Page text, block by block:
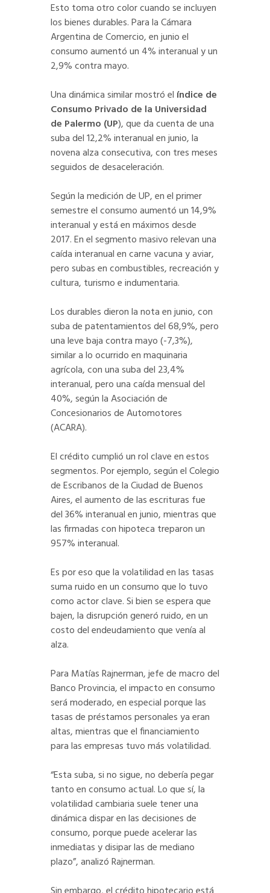
Esto toma otro color cuando se incluyen
los bienes durables. Para la Cámara
Argentina de Comercio, en junio el
consumo aumentó un 4% interanual y un
2,9% contra mayo.
Una dinámica similar mostró el índice de
Consumo Privado de la Universidad
de Palermo (UP), que da cuenta de una
suba del 12,2% interanual en junio, la
novena alza consecutiva, con tres meses
seguidos de desaceleración.
Según la medición de UP, en el primer
semestre el consumo aumentó un 14,9%
interanual y está en máximos desde
2017. En el segmento masivo relevan una
caída interanual en carne vacuna y aviar,
pero subas en combustibles, recreación y
cultura, turismo e indumentaria.
Los durables dieron la nota en junio, con
suba de patentamientos del 68,9%, pero
una leve baja contra mayo (-7,3%),
similar a lo ocurrido en maquinaria
agrícola, con una suba del 23,4%
interanual, pero una caída mensual del
40%, según la Asociación de
Concesionarios de Automotores
(ACARA).
El crédito cumplió un rol clave en estos
segmentos. Por ejemplo, según el Colegio
de Escribanos de la Ciudad de Buenos
Aires, el aumento de las escrituras fue
del 36% interanual en junio, mientras que
las firmadas con hipoteca treparon un
957% interanual.
Es por eso que la volatilidad en las tasas
suma ruido en un consumo que lo tuvo
como actor clave. Si bien se espera que
bajen, la disrupción generó ruido, en un
costo del endeudamiento que venía al
alza.
Para Matías Rajnerman, jefe de macro del
Banco Provincia, el impacto en consumo
será moderado, en especial porque las
tasas de préstamos personales ya eran
altas, mientras que el financiamiento
para las empresas tuvo más volatilidad.
“Esta suba, si no sigue, no debería pegar
tanto en consumo actual. Lo que sí, la
volatilidad cambiaria suele tener una
dinámica dispar en las decisiones de
consumo, porque puede acelerar las
inmediatas y disipar las de mediano
plazo”, analizó Rajnerman.